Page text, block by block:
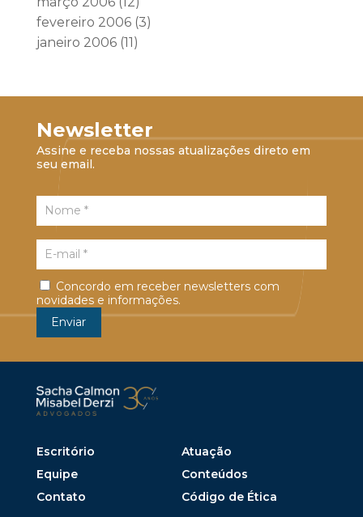
fevereiro 2006(3)
janeiro 2006(11)
Newsletter
Assine e receba nossas atualizações direto em
seu email.
Concordo em receber newsletters com
novidades e informações.
Escritório
Atuação
Equipe
Conteúdos
Contato
Código de Ética